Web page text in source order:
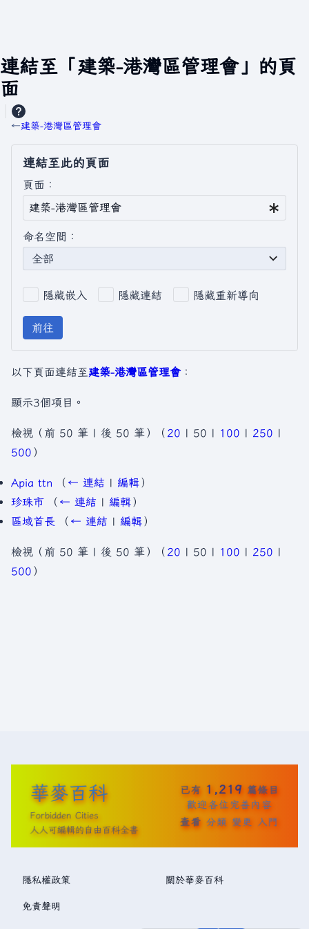
連結至「建築-港灣區管理會」的頁
面
←建築-港灣區管理會
連結至此的頁面
頁面：
命名空間：
全部
隱藏嵌入 隱藏連結 隱藏重新導向
前往
以下頁面連結至建築-港灣區管理會：
顯示3個項目。
檢視（ 前 50 筆 | 後 50 筆 ）（ 20 | 50 | 100 | 250 |
500 ）
Apia ttn （ ← 連結 | 編輯）
珍珠市
（ ← 連結 | 編輯）
區域首長
（ ← 連結 | 編輯）
檢視（ 前 50 筆 | 後 50 筆 ）（ 20 | 50 | 100 | 250 |
500 ）
華麥百科
Forbidden Cities
人人可編輯的自由百科全書
已有 1,219 篇條目
歡迎各位完善內容
查看 分類 變更 入門
隱私權政策 關於華麥百科
免責聲明